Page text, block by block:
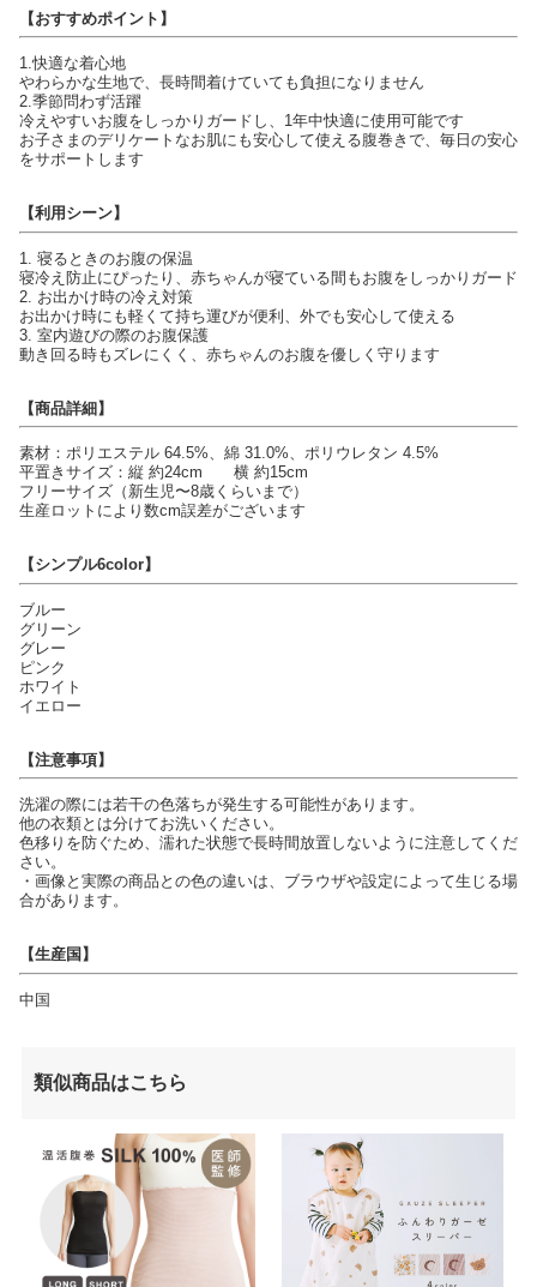
【おすすめポイント】
1.快適な着心地
やわらかな生地で、長時間着けていても負担になりません
2.季節問わず活躍
冷えやすいお腹をしっかりガードし、1年中快適に使用可能です
お子さまのデリケートなお肌にも安心して使える腹巻きで、毎日の安心
をサポートします
【利用シーン】
1. 寝るときのお腹の保温
寝冷え防止にぴったり、赤ちゃんが寝ている間もお腹をしっかりガード
2. お出かけ時の冷え対策
お出かけ時にも軽くて持ち運びが便利、外でも安心して使える
3. 室内遊びの際のお腹保護
動き回る時もズレにくく、赤ちゃんのお腹を優しく守ります
【商品詳細】
素材：ポリエステル 64.5%、綿 31.0%、ポリウレタン 4.5%
平置きサイズ：縦 約24cm 横 約15cm
フリーサイズ（新生児〜8歳くらいまで）
生産ロットにより数cm誤差がございます
【シンプル6color】
ブルー
グリーン
グレー
ピンク
ホワイト
イエロー
【注意事項】
洗濯の際には若干の色落ちが発生する可能性があります。
他の衣類とは分けてお洗いください。
色移りを防ぐため、濡れた状態で長時間放置しないように注意してくだ
さい。
・画像と実際の商品との色の違いは、ブラウザや設定によって生じる場
合があります。
【生産国】
中国
類似商品はこちら